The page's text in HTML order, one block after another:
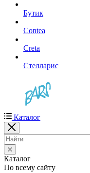
Бутик
Contea
Creta
Стелларис
Каталог
Каталог
По всему сайту